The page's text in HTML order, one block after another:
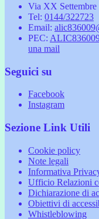
Via XX
Tel: 0144/322723
Email:
PEC:
una mail
Seguici su
Facebook
Instagram
Sezione Link Utili
Cookie policy
Note legali
Informativa
Ufficio Relazioni
Dichiarazione di
Obiettivi di
Whistleblowing